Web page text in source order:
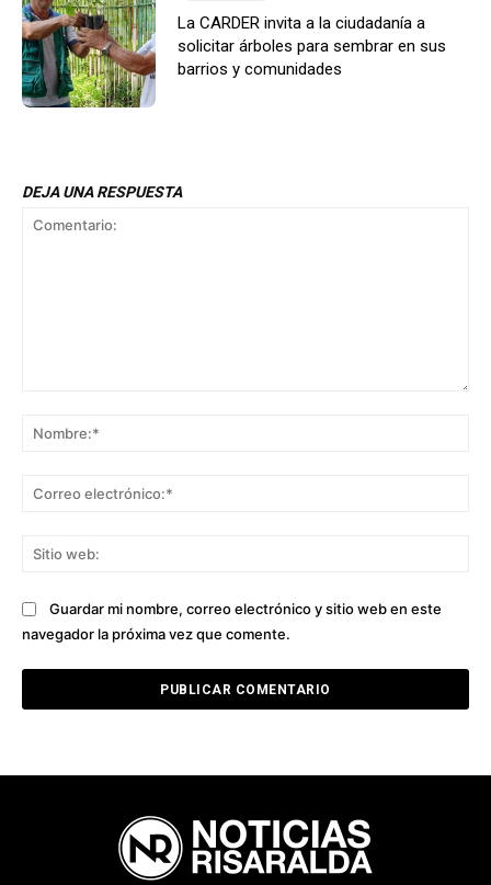
La CARDER invita a la ciudadanía a
solicitar árboles para sembrar en sus
barrios y comunidades
DEJA UNA RESPUESTA
Guardar mi nombre, correo electrónico y sitio web en este
navegador la próxima vez que comente.